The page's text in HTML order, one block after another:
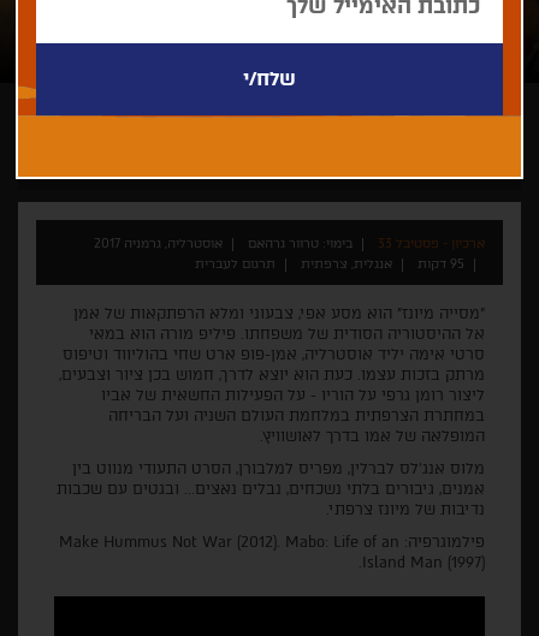
ארכיון - פסטיבל 33 בימוי: טרוור גרהאם
אוסטרליה, גרמניה 2017
95 דקות
אנגלית, צרפתית תרגום לעברית
"מסייה מיונז" הוא מסע אפי, צבעוני ומלא הרפתקאות של אמן
אל ההיסטוריה הסודית של משפחתו. פיליפ מורה הוא במאי
סרטי אימה יליד אוסטרליה, אמן-פופ ארט שחי בהוליווד וטיפוס
מרתק בזכות עצמו. כעת הוא יוצא לדרך, חמוש בכן ציור וצבעים,
ליצור רומן גרפי על הוריו - על הפעילות החשאית של אביו
במחתרת הצרפתית במלחמת העולם השניה ועל הבריחה
המופלאה של אמו בדרך לאושוויץ.
מלוס אנג'לס לברלין, מפריס למלבורן, הסרט התעודי מנווט בין
אמנים, גיבורים בלתי נשכחים, נבלים נאצים... ובגטים עם שכבות
נדיבות של מיונז צרפתי.
פילמוגרפיה: Make Hummus Not War (2012). Mabo: Life of an
Island Man (1997).